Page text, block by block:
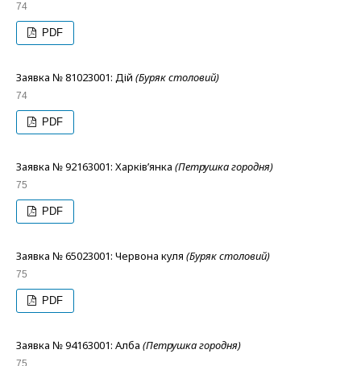
74
PDF
Заявка № 81023001: Дій (Буряк столовий)
74
PDF
Заявка № 92163001: Харків’янка (Петрушка городня)
75
PDF
Заявка № 65023001: Червона куля (Буряк столовий)
75
PDF
Заявка № 94163001: Алба (Петрушка городня)
75